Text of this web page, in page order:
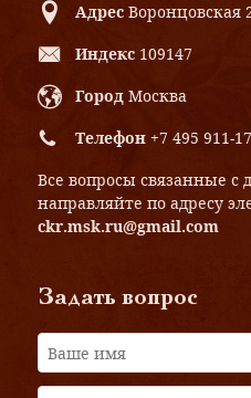
Адрес Воронцовская
Индекс 109147
Город Москва
Телефон +7 495 911-
Все вопросы связанные
направляйте по адресу
ckr.msk.ru@gmail.com
Задать вопрос